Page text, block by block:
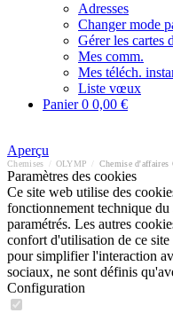
Adresses
Changer mode
Gérer les cartes
Mes comm.
Mes téléch.
Liste vœux
Panier0 0,00 €
Aperçu
Chemises OLYMP Chemise
Paramètres des cookies
Ce site web utilise des
fonctionnement technique
paramétrés. Les autres
confort d'utilisation de ce
pour simplifier l'interaction
sociaux, ne sont définis
Configuration